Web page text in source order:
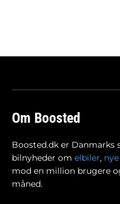
Om Boosted
Boosted.dk er
bilnyheder om elbiler,
mod en million brugere
måned.